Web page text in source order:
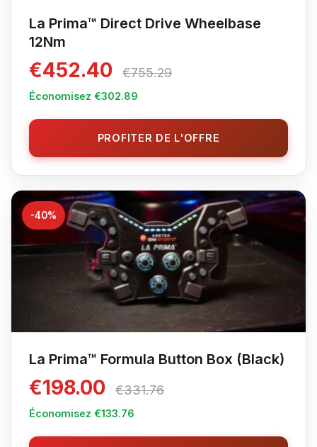
La Prima™ Direct Drive Wheelbase
12Nm
€452.40 €755.29
Économisez €302.89
PROFITER DE L'OFFRE
-40%
La Prima™ Formula Button Box (Black)
€198.00 €331.76
Économisez €133.76